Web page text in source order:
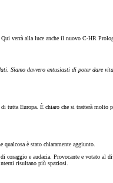
verrà alla luce anche il nuovo C-HR
Siamo davvero entusiasti di poter dare
Europa. È chiaro che si tratterà molto
è stato chiaramente aggiunto.
e audacia. Provocante e votato
risultano più spaziosi.